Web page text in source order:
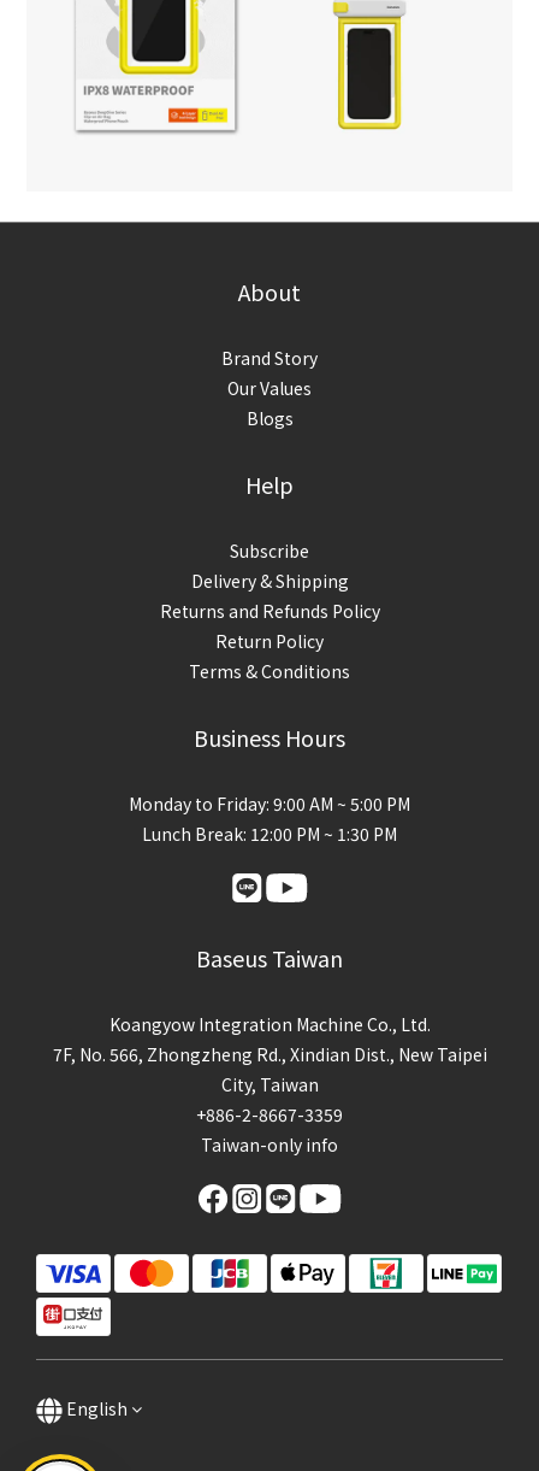
About
Brand Story
Our Values
Blogs
Help
Subscribe
Delivery & Shipping
Returns and Refunds Policy
Return Policy
Terms & Conditions
Business Hours
Monday to Friday: 9:00 AM ~ 5:00 PM
Lunch Break: 12:00 PM ~ 1:30 PM
Baseus Taiwan
Koangyow Integration Machine Co., Ltd.
7F, No. 566, Zhongzheng Rd., Xindian Dist., New Taipei
City, Taiwan
+886-2-8667-3359
Taiwan-only info
English